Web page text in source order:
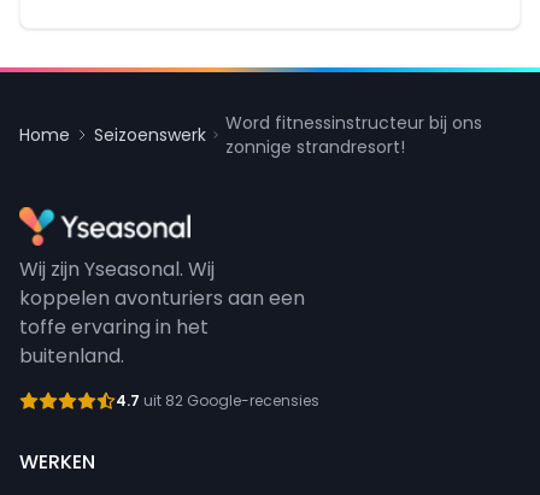
Home Seizoenswerk
Word fitnessinstructeur bij ons
zonnige strandresort!
Wij zijn Yseasonal. Wij
koppelen avonturiers aan een
toffe ervaring in het
buitenland.
4.7 uit 82 Google-recensies
WERKEN